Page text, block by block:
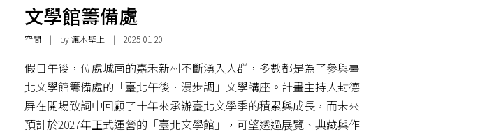
文學館籌備處
空間 | by 瘋木聖上 | 2025-01-20
假日午後，位處城南的嘉禾新村不斷湧入人群，多數都是為了參與臺
北文學館籌備處的「臺北午後．漫步調」文學講座。計畫主持人封德
屏在開場致詞中回顧了十年來承辦臺北文學季的積累與成長，而未來
預計於2027年正式運營的「臺北文學館」，可望透過展覽、典藏與作